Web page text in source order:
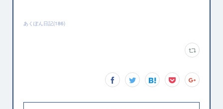
あくぽん日記(186)